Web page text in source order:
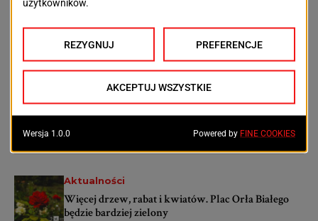
Dlaczego o pieniądzach
warto mówić? Ta
obowiązkowa lektura
dla każdego z nas
Mówią o nim "jeździec
w koloratce".
Proboszcz rajdowiec
szykuje się do
kolejnych wyścigów
OSTATNIE ARTYKUŁY
Aktualności
Więcej drzew, rabat i kwiatów. Plac Orła Białego
będzie bardziej zielony